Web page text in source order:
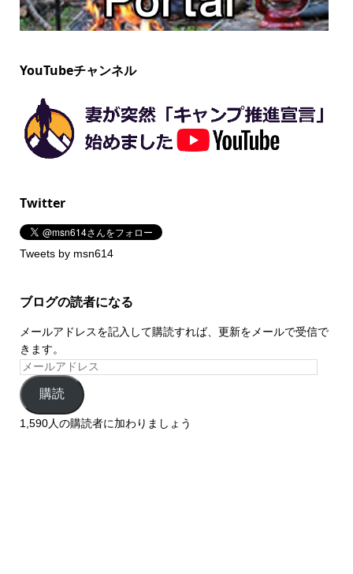
YouTubeチャンネル
Twitter
Tweets by msn614
ブログの読者になる
メールアドレスを記入して購読すれば、更新をメールで受信で
きます。
購読
1,590人の購読者に加わりましょう